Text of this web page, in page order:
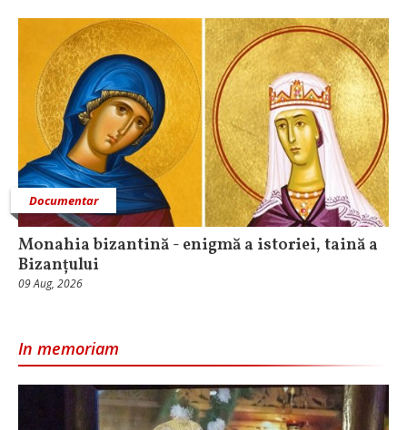
Documentar
Monahia bizantină - enigmă a istoriei, taină a
Bizanțului
09 Aug, 2026
In memoriam